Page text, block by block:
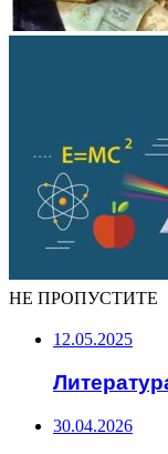
НЕ ПРОПУСТИТЕ
12.05.2025
30.04.2026